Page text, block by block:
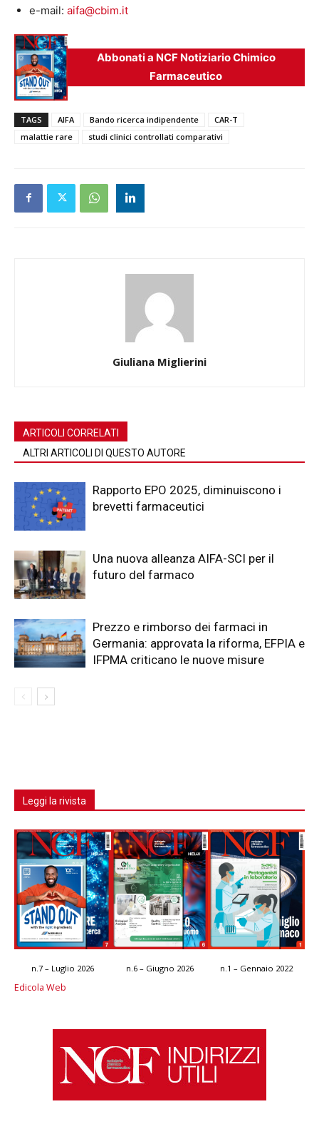
e-mail: aifa@cbim.it
Abbonati a NCF Notiziario Chimico
Farmaceutico
TAGS AIFA Bando ricerca indipendente
CAR-T
malattie rare
studi clinici controllati comparativi
Giuliana Miglierini
ARTICOLI CORRELATI
ALTRI ARTICOLI DI QUESTO AUTORE
Rapporto EPO 2025, diminuiscono i
brevetti farmaceutici
Una nuova alleanza AIFA-SCI per il
futuro del farmaco
Prezzo e rimborso dei farmaci in
Germania: approvata la riforma, EFPIA e
IFPMA criticano le nuove misure
Leggi la rivista
n.7 – Luglio 2026 n.6 – Giugno 2026 n.1 – Gennaio 2022
Edicola Web